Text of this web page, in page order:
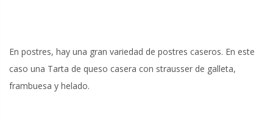
En postres, hay una gran variedad de postres caseros. En este
caso una Tarta de queso casera con strausser de galleta,
frambuesa y helado.